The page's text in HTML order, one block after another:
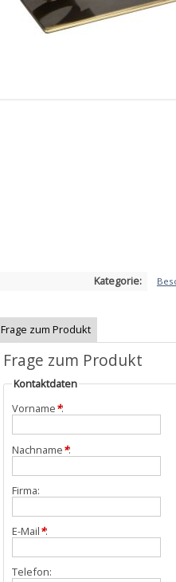
Kategorie:
Frage zum Produkt
Frage zum Produkt
Kontaktdaten
Vorname*:
Nachname*:
Firma:
E-Mail*:
Telefon: